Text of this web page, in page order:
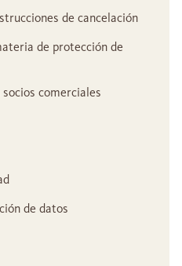
de cancelación
de protección de
comerciales
de datos